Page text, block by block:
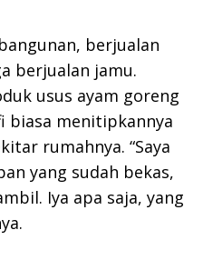
berjualan
berjualan jamu.
usus ayam goreng
biasa menitipkannya
rumahnya. “Saya
yang sudah bekas,
Iya apa saja, yang